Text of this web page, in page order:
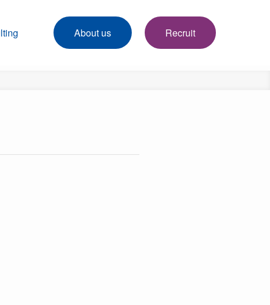
About us Recruit